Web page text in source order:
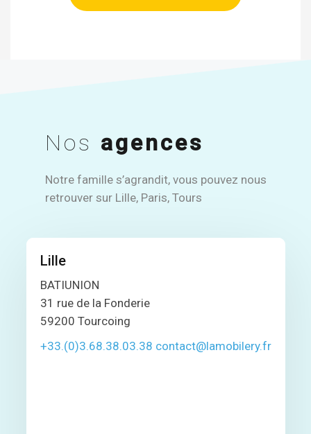
Nos agences
Notre famille s’agrandit, vous pouvez nous
retrouver sur Lille, Paris, Tours
Lille
BATIUNION
31 rue de la Fonderie
59200 Tourcoing
+33.(0)3.68.38.03.38 contact@lamobilery.fr